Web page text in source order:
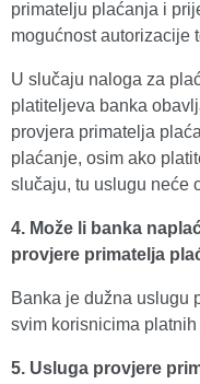
primatelju plaćanja i
mogućnost autorizacije
U slučaju naloga za
platiteljeva banka
provjera primatelja
plaćanje, osim ako
slučaju, tu uslugu neće
4. Može li banka
provjere primatelja
Banka je dužna uslugu
svim korisnicima platnih
5. Usluga provjere